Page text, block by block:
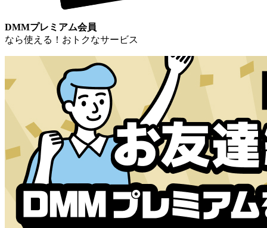
DMMプレミアム会員
なら使える！おトクなサービス